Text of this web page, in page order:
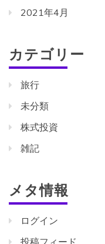
2021年4月
カテゴリー
旅行
未分類
株式投資
雑記
メタ情報
ログイン
投稿フィード